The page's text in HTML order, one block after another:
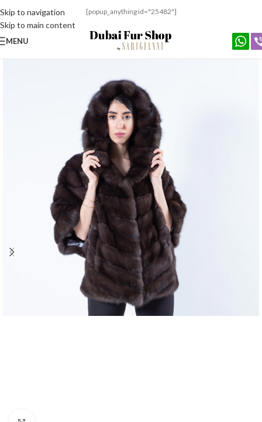
Skip to navigation
Skip to main content
[popup_anything id="25482"]
MENU